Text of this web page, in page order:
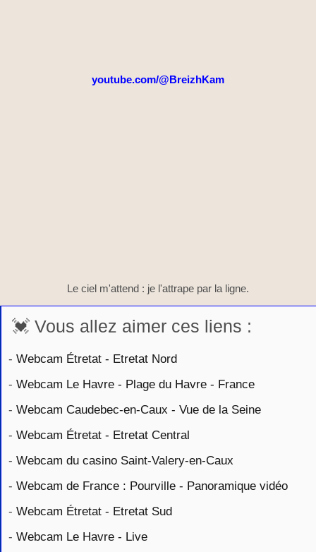
youtube.com/@BreizhKam
Le ciel m'attend : je l'attrape par la ligne.
💓 Vous allez aimer ces liens :
- Webcam Étretat - Etretat Nord
- Webcam Le Havre - Plage du Havre - France
- Webcam Caudebec-en-Caux - Vue de la Seine
- Webcam Étretat - Etretat Central
- Webcam du casino Saint-Valery-en-Caux
- Webcam de France : Pourville - Panoramique vidéo
- Webcam Étretat - Etretat Sud
- Webcam Le Havre - Live